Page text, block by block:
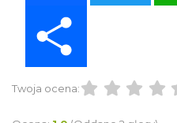
Twoja ocena: